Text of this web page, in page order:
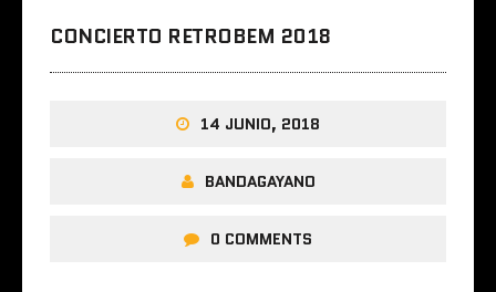
CONCIERTO RETROBEM 2018
14 JUNIO, 2018
BANDAGAYANO
0 COMMENTS